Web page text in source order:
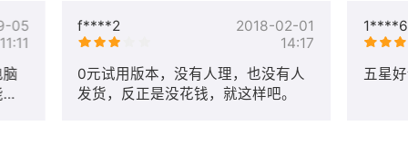
f****2
2018-02-01
14:17
0元试用版本，没有人理，也没有人
发货，反正是没花钱，就这样吧。
1****6
五星
05
11:11